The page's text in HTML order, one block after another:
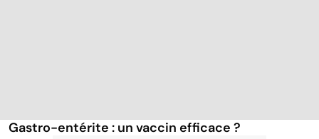
Gastro-entérite : un vaccin efficace ?